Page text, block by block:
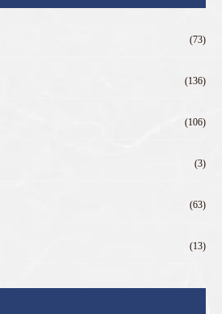
(73)
(136)
(106)
(3)
(63)
(13)